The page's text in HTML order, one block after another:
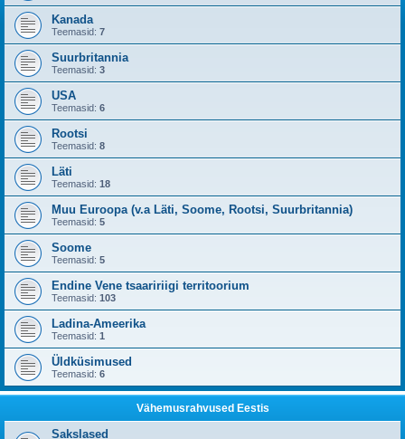
Kanada
Teemasid: 7
Suurbritannia
Teemasid: 3
USA
Teemasid: 6
Rootsi
Teemasid: 8
Läti
Teemasid: 18
Muu Euroopa (v.a Läti, Soome, Rootsi, Suurbritannia)
Teemasid: 5
Soome
Teemasid: 5
Endine Vene tsaaririigi territoorium
Teemasid: 103
Ladina-Ameerika
Teemasid: 1
Üldküsimused
Teemasid: 6
Vähemusrahvused Eestis
Sakslased